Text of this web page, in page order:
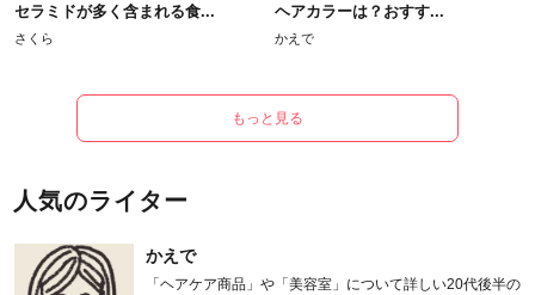
セラミドが多く含まれる食...
さくら
ヘアカラーは？おすす...
かえで
もっと見る
人気のライター
かえで
「ヘアケア商品」や「美容室」について詳しい20代後半の